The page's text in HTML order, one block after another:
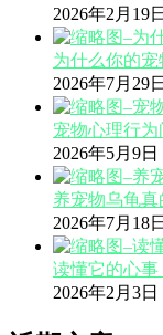
2026年2月19日
为什么你的
2026年7月29日
宠物心理行
2026年5月9日
养宠物乌龟
2026年7月18日
读懂它的心
2026年2月3日